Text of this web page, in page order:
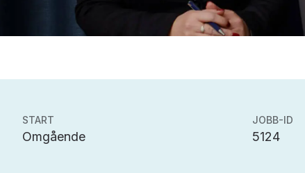
START
Omgående
JOBB-ID
5124